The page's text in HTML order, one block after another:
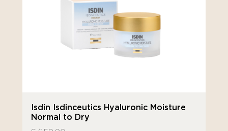
Isdin Isdinceutics Hyaluronic Moisture
Normal to Dry